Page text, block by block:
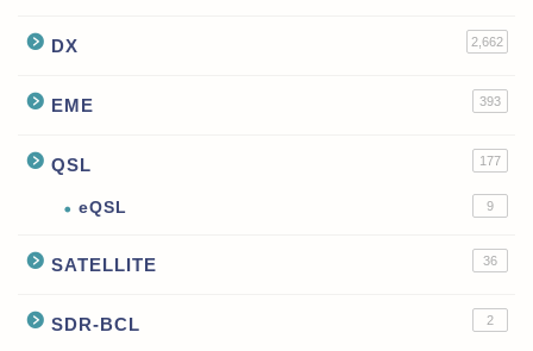
DX 2,662
EME 393
QSL 177
eQSL 9
SATELLITE 36
SDR-BCL 2